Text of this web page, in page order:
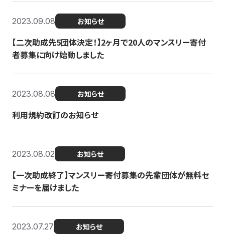
2023.09.08 お知らせ
【二次助成先5団体決定！】2ヶ月で20人のマンスリー寄付
者募集に向け始動しました
2023.08.08 お知らせ
利用規約改訂のお知らせ
2023.08.02 お知らせ
【一次助成終了】マンスリー寄付募集の先輩団体が無料セ
ミナーを届けました
2023.07.27 お知らせ